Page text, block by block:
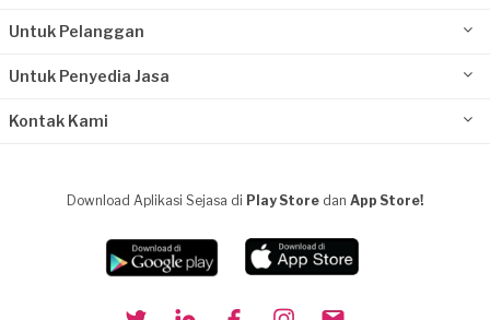
Untuk Pelanggan
Untuk Penyedia Jasa
Kontak Kami
Download Aplikasi Sejasa di Play Store dan App Store!